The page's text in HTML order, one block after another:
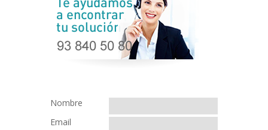
Nombre
Email